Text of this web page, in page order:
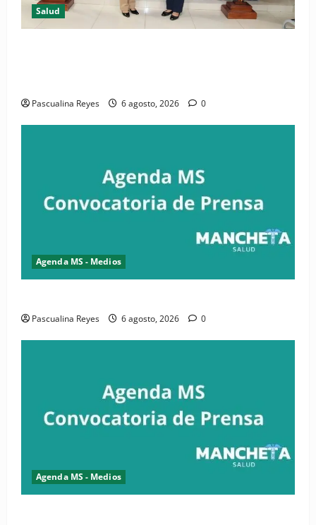
Salud
Pascualina Reyes 6 agosto, 2026 0
Agenda MS - Medios
Pascualina Reyes 6 agosto, 2026 0
Agenda MS - Medios